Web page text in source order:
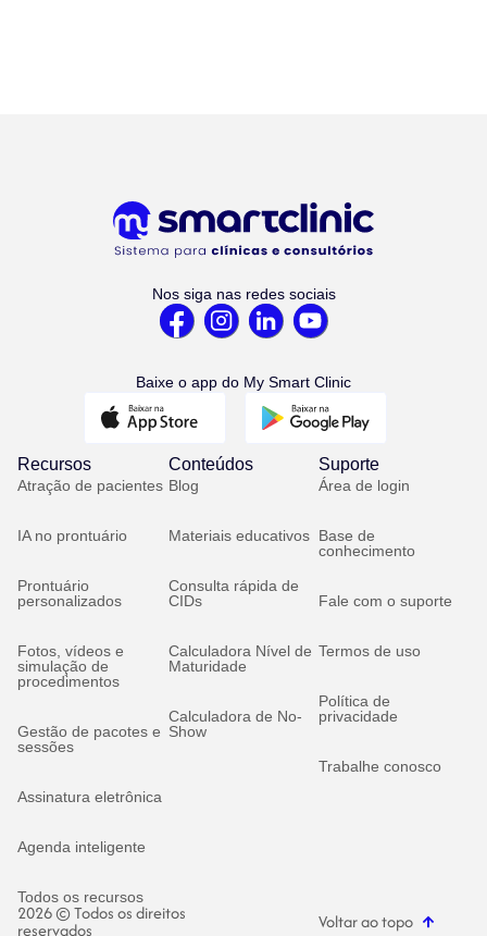
Nos siga nas redes sociais
Baixe o app do My Smart Clinic
Recursos
Atração de pacientes
IA no prontuário
Prontuário
personalizados
Fotos, vídeos e
simulação de
procedimentos
Gestão de pacotes e
sessões
Assinatura eletrônica
Agenda inteligente
Todos os recursos
Conteúdos
Blog
Materiais educativos
Consulta rápida de
CIDs
Calculadora Nível de
Maturidade
Calculadora de No-
Show
Suporte
Área de login
Base de
conhecimento
Fale com o suporte
Termos de uso
Política de
privacidade
Trabalhe conosco
2026 © Todos os direitos
reservados Voltar ao topo